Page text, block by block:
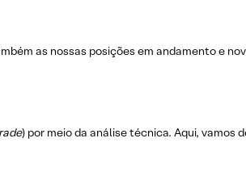
as nossas posições em andamento e
) por meio da análise técnica. Aqui, vamos